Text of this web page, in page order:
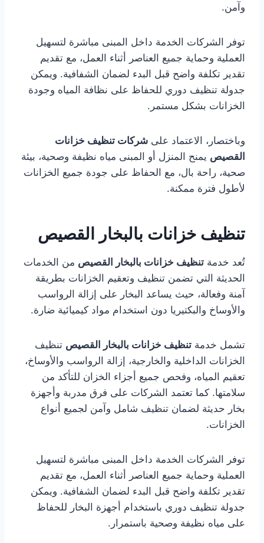
وآمن.
توفر الشركات الخدمة داخل المبنى مباشرة لتسهيل
العملية وحماية جميع العناصر أثناء العمل، مع تقديم
تقدير تكلفة واضح قبل البدء لضمان الشفافية. ويمكن
جدولة تنظيف دوري للحفاظ على نظافة المياه وجودة
الخزانات بشكل مستمر.
وباختصار، الاعتماد على شركات تنظيف خزانات
القصيص يمنح المنزل أو المبنى مياه نظيفة وصحية، بيئة
صحية، راحة بال، مع الحفاظ على جودة جميع الخزانات
لأطول فترة ممكنة.
تنظيف خزانات بالبخار القصيص
تُعد خدمة تنظيف خزانات بالبخار القصيص من الخدمات
الحديثة التي تضمن تنظيف وتعقيم الخزانات بطريقة
آمنة وفعالة، حيث يساعد البخار على إزالة الرواسب
والأوساخ والبكتيريا دون استخدام مواد كيميائية ضارة.
تشمل خدمة تنظيف خزانات بالبخار القصيص تنظيف
الخزانات الداخلية والخارجية، إزالة الرواسب والأوساخ،
تعقيم المياه، وفحص جميع أجزاء الخزان للتأكد من
سلامتها. كما تعتمد الشركات على فرق مدربة وأجهزة
بخار حديثة لضمان تنظيف شامل وآمن لجميع أنواع
الخزانات.
توفر الشركات الخدمة داخل المبنى مباشرة لتسهيل
العملية وحماية جميع العناصر أثناء العمل، مع تقديم
تقدير تكلفة واضح قبل البدء لضمان الشفافية. ويمكن
جدولة تنظيف دوري باستخدام أجهزة البخار للحفاظ
على مياه نظيفة وصحية باستمرار.